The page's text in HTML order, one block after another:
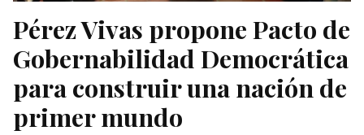
Pérez Vivas propone Pacto de
Gobernabilidad Democrática
para construir una nación de
primer mundo